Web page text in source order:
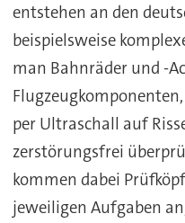
entstehen an den
beispielsweise
man Bahnräder und -
per Ultraschall auf
zerstörungsfrei
kommen dabei
jeweiligen Aufgaben